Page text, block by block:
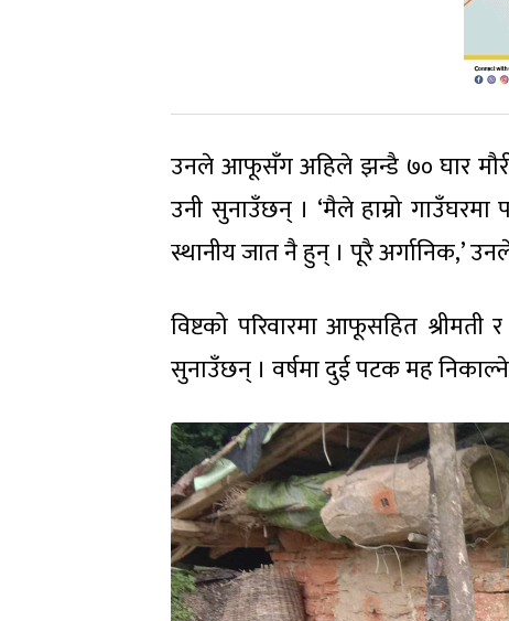
उनले आफूसँग अहिले झन्डै ७० घार
उनी सुनाउँछन् । ‘मैले हाम्रो
स्थानीय जात नै हुन् । पूरै अर्गानिक,’
विष्टको परिवारमा आफूसहित
सुनाउँछन् । वर्षमा दुई पटक मह